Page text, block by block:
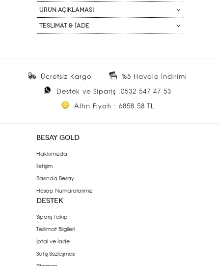
ÜRÜN AÇIKLAMASI
Teslimat & İade
Ücretsiz Kargo
%5 Havale İndirimi
Destek ve Sipariş :0532 547 47 53
Altın Fiyatı : 6858.58 TL
BESAY GOLD
Hakkımızda
İletişim
Basında Besay
Hesap Numaralarımız
DESTEK
Sipariş Takip
Teslimat Bilgileri
İptal ve İade
Satış Sözleşmesi